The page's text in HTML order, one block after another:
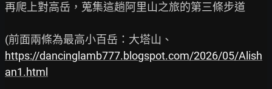
再爬上對高岳，蒐集這趟阿里山之旅的第三條步道
https://dancinglamb777.blogspot.com/2026/05/Alish
an1.html